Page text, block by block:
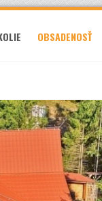
OBSADENOSŤ